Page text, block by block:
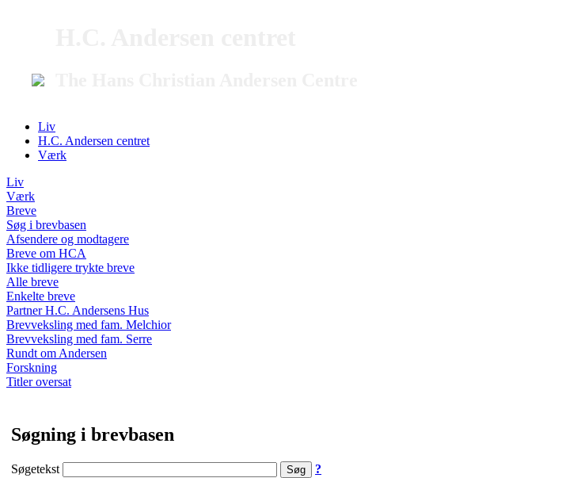
Liv
H.C. Andersen centret
Værk
Liv
Værk
Breve
Søg i brevbasen
Afsendere og modtagere
Breve om HCA
Ikke tidligere trykte breve
Alle breve
Enkelte breve
Partner H.C. Andersens Hus
Brevveksling med fam. Melchior
Brevveksling med fam. Serre
Rundt om Andersen
Forskning
Titler oversat
Søgning i brevbasen
Søgetekst ?